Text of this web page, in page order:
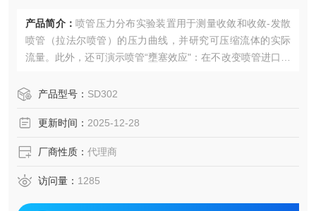
产品简介： 喷管压力分布实验装置用于测量收敛和收敛-发散
喷管（拉法尔喷管）的压力曲线，并研究可压缩流体的实际
流量。此外，还可演示喷管“壅塞效应"：在不改变喷管进口滞
加。可压缩流体可选空气、氮气等常见介质。
产品型号： SD302
更新时间： 2025-12-28
厂商性质： 代理商
访问量： 1285